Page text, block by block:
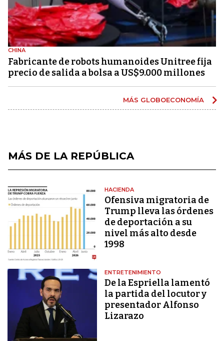
CHINA
Fabricante de robots humanoides Unitree fija
precio de salida a bolsa a US$9.000 millones
MÁS GLOBOECONOMÍA
MÁS DE LA REPÚBLICA
HACIENDA
Ofensiva migratoria de
Trump lleva las órdenes
de deportación a su
nivel más alto desde
1998
ENTRETENIMIENTO
De la Espriella lamentó
la partida del locutor y
presentador Alfonso
Lizarazo